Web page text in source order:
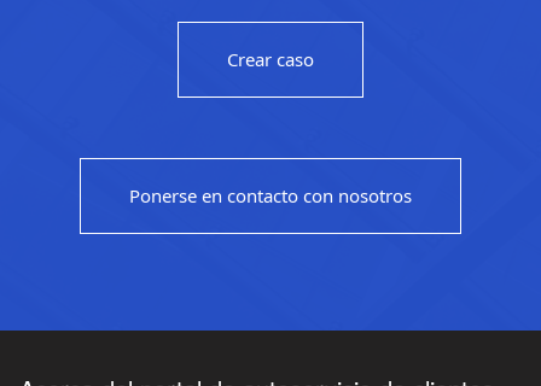
Crear caso
Ponerse en contacto con nosotros